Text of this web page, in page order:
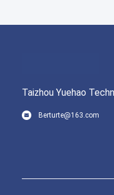
Taizhou Yuehao
Berturte@163.com